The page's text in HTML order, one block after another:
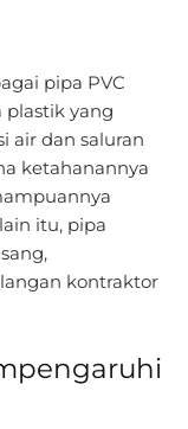
pipa PVC
plastik yang
air dan saluran
ketahanannya
itu, pipa
kontraktor